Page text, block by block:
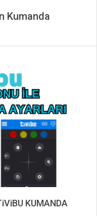
Kumanda
KUMANDA